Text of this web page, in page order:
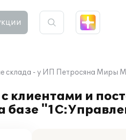
склада - у ИП Петросяна Миры
клиентами и